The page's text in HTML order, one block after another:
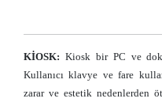
KİOSK: Kiosk bir PC ve
Kullanıcı klavye ve fare
zarar ve estetik nedenlerden